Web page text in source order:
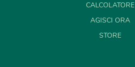
CALCOLATORE
AGISCI ORA
STORE